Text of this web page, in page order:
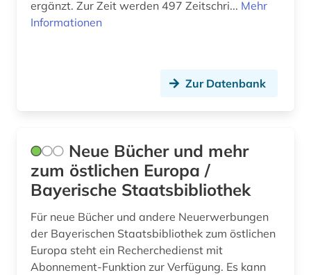
petar ii petrovic njegos (1)
portal (1)
quelle (1)
repository &lt;informatik&gt; (1)
rumänien (1)
Zypern (1)
ergänzt. Zur Zeit werden 497 Zeitschri... Mehr
Informationen
Zur Datenbank
Neue Bücher und mehr
zum östlichen Europa /
Bayerische Staatsbibliothek
Für neue Bücher und andere Neuerwerbungen
der Bayerischen Staatsbibliothek zum östlichen
Europa steht ein Recherchedienst mit
Abonnement-Funktion zur Verfügung. Es kann